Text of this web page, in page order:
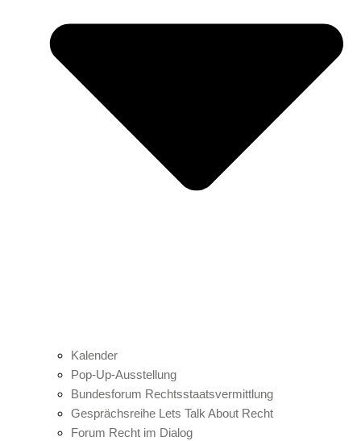
Kalender
Pop-Up-Ausstellung
Bundesforum Rechtsstaatsvermittlung
Gesprächsreihe Lets Talk About Recht
Forum Recht im Dialog